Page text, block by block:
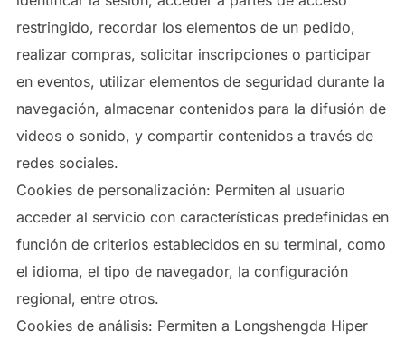
restringido, recordar los elementos de un pedido,
realizar compras, solicitar inscripciones o participar
en eventos, utilizar elementos de seguridad durante la
navegación, almacenar contenidos para la difusión de
videos o sonido, y compartir contenidos a través de
redes sociales.
Cookies de personalización: Permiten al usuario
acceder al servicio con características predefinidas en
función de criterios establecidos en su terminal, como
el idioma, el tipo de navegador, la configuración
regional, entre otros.
Cookies de análisis: Permiten a Longshengda Hiper